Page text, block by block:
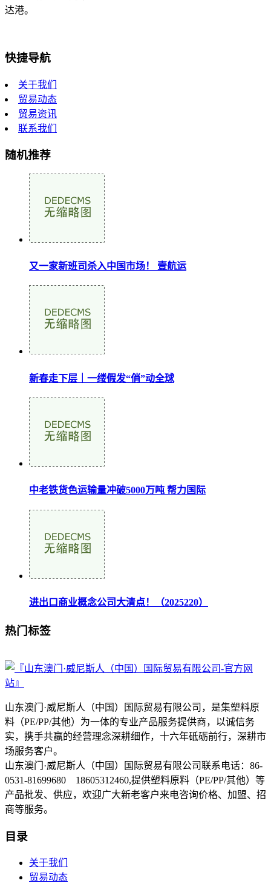
达港。
快捷导航
关于我们
贸易动态
贸易资讯
联系我们
随机推荐
又一家新班司杀入中国市场！ 壹航运
新春走下层｜一缕假发“俏”动全球
中老铁货色运输量冲破5000万吨 帮力国际
进出口商业概念公司大清点！（2025220）
热门标签
山东澳门·威尼斯人（中国）国际贸易有限公司，是集塑料原
料（PE/PP/其他）为一体的专业产品服务提供商，以诚信务
实，携手共赢的经营理念深耕细作，十六年砥砺前行，深耕市
场服务客户。
山东澳门·威尼斯人（中国）国际贸易有限公司联系电话：86-
0531-81699680 18605312460,提供塑料原料（PE/PP/其他）等
产品批发、供应，欢迎广大新老客户来电咨询价格、加盟、招
商等服务。
目录
关于我们
贸易动态